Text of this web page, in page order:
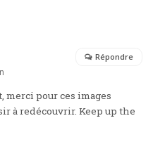
pour ces images
à redécouvrir. Keep up the
Répondre